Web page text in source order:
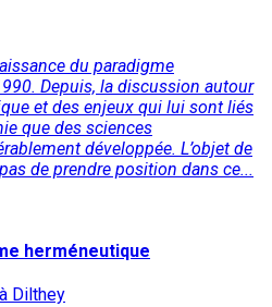
du paradigme
Depuis, la discussion autour
et des enjeux qui lui sont liés
que des sciences
développée. L’objet de
de prendre position dans ce...
herméneutique
Dilthey